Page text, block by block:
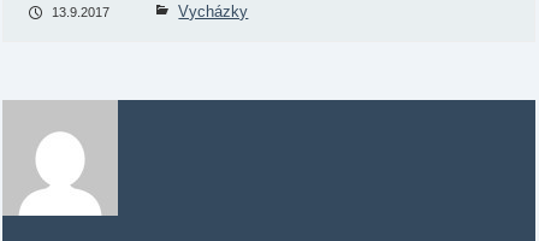
13.9.2017 Vycházky